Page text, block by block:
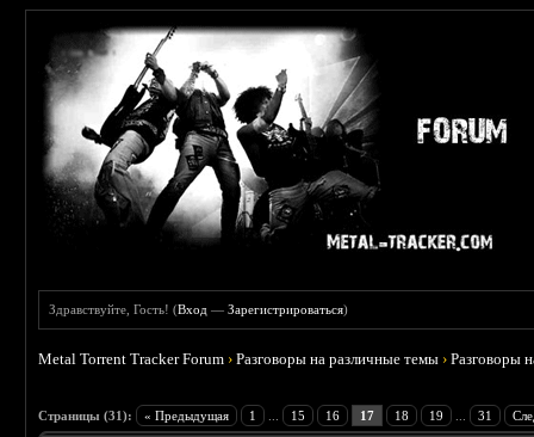
Здравствуйте, Гость! (Вход —Зарегистрироваться)
Metal Torrent Tracker Forum ›Разговоры на различные темы ›Разговоры
Страницы (31): « Предыдущая 1 15 16 17 18 19 31